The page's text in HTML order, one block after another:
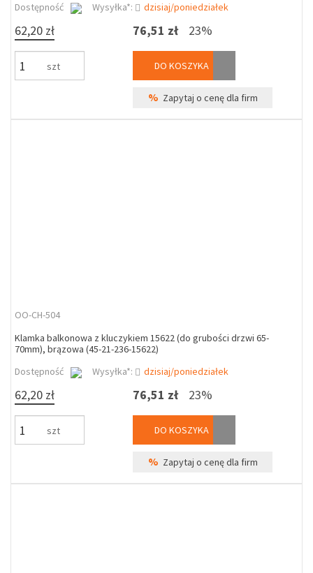
Dostępność
Wysyłka*: dzisiaj/poniedziałek
62,20 zł
szt
76,51 zł 23%
DO KOSZYKA
% Zapytaj o cenę dla firm
OO-CH-504
Klamka balkonowa z kluczykiem 15622 (do grubości drzwi 65-
70mm), brązowa (45-21-236-15622)
Dostępność
Wysyłka*: dzisiaj/poniedziałek
62,20 zł
szt
76,51 zł 23%
DO KOSZYKA
% Zapytaj o cenę dla firm